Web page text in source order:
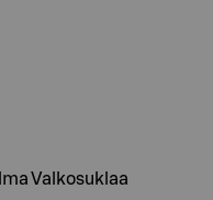
Valkosuklaa